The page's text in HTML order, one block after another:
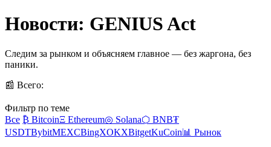
Новости: GENIUS Act
Следим за рынком и объясняем главное — без жаргона, без
паники.
📰 Всего:
Фильтр по теме
Все ₿ BitcoinΞ Ethereum◎ Solana⬡ BNB₮
USDTBybitMEXCBingXOKXBitgetKuCoin📊 Рынок